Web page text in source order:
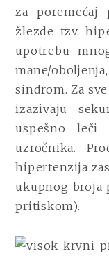
za poremećaj
žlezde tzv.
upotrebu
mane/
sindrom. Za
izazivaju
uspešno leči
uzročnika.
hipertenzija
ukupnog broja
pritiskom).